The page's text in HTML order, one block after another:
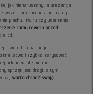
jak nienaruszony, a prezencja
wszystkim chroni lakier ramy
piachu, żwiru czy uderzenia
ramy roweru przed
itd.
bikepackingu -
łatwo i szybko zarysować
wcale nie musi
sprzęt jest drogi, a tym
warto chronić swoją